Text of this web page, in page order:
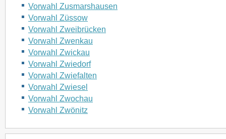
Vorwahl Zusmarshausen
Vorwahl Züssow
Vorwahl Zweibrücken
Vorwahl Zwenkau
Vorwahl Zwickau
Vorwahl Zwiedorf
Vorwahl Zwiefalten
Vorwahl Zwiesel
Vorwahl Zwochau
Vorwahl Zwönitz